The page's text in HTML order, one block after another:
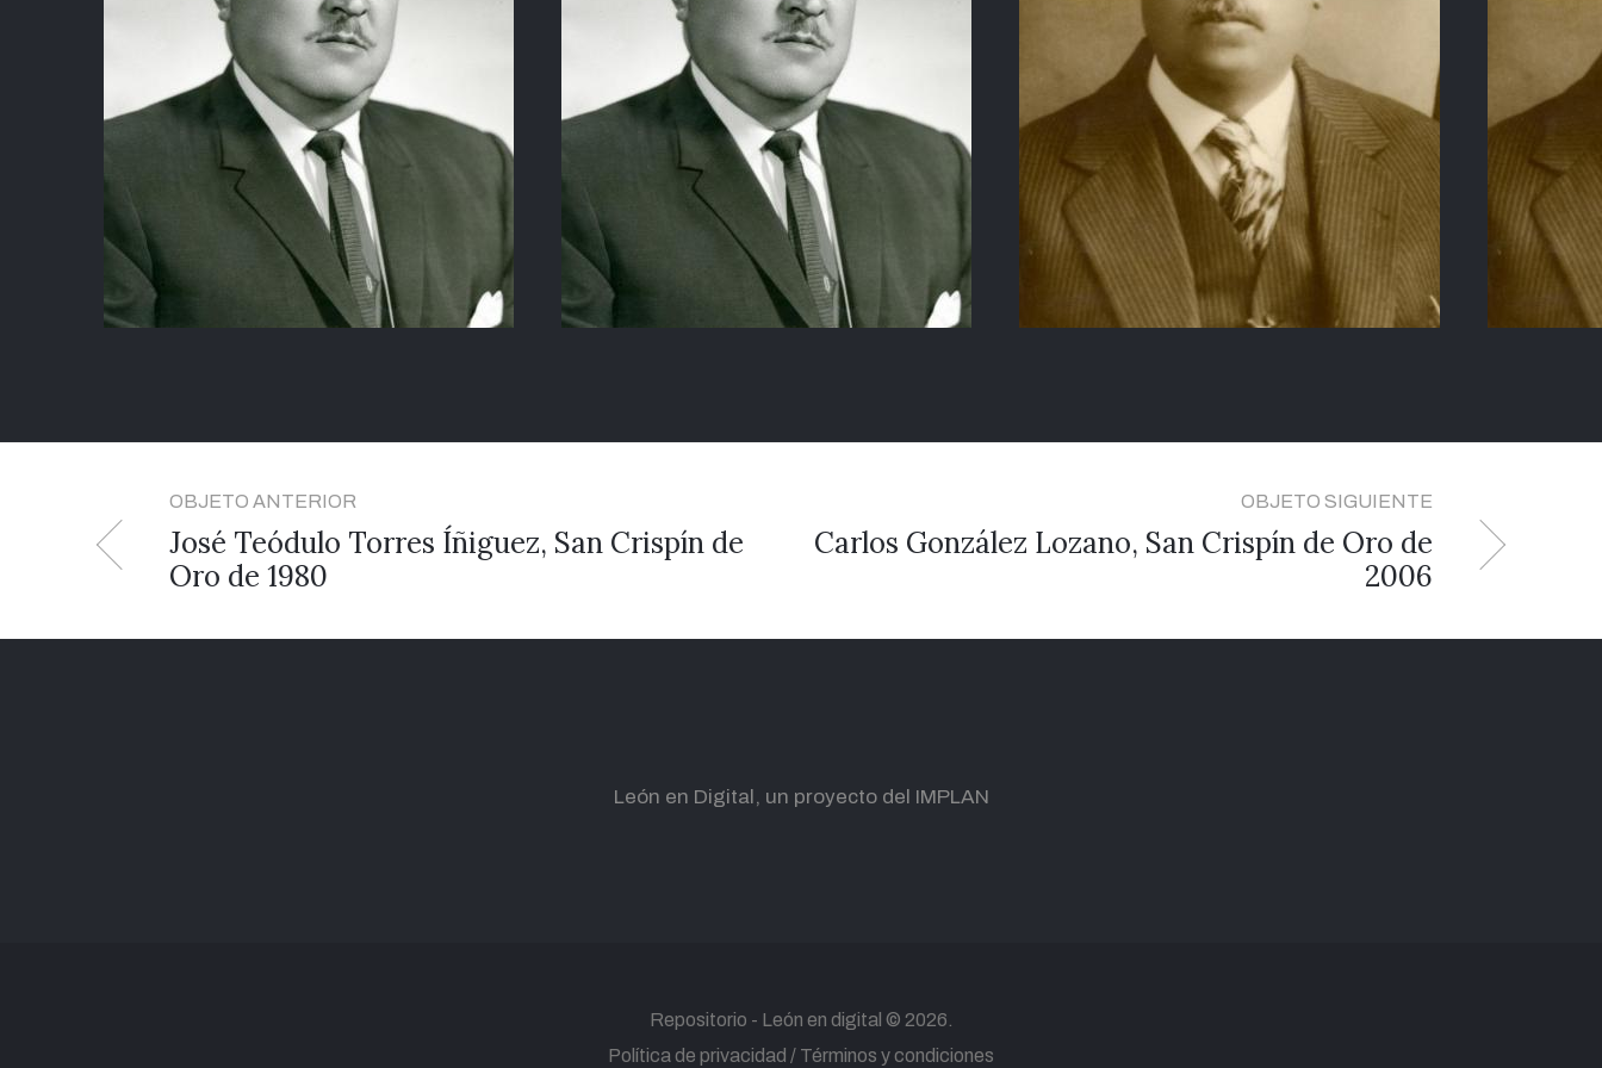
OBJETO ANTERIOR
José Teódulo Torres Íñiguez, San Crispín de
Oro de 1980
OBJETO SIGUIENTE
Carlos González Lozano, San Crispín de Oro de
2006
León en Digital, un proyecto del IMPLAN
Repositorio - León en digital © 2026.
Política de privacidad
Términos y condiciones